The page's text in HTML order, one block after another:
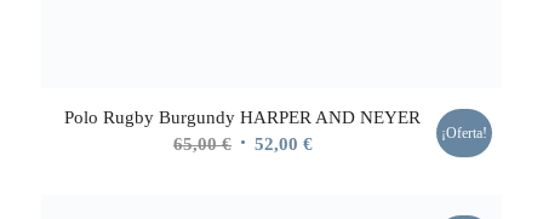
Polo Rugby Burgundy HARPER AND NEYER
65,00€ El 52,00 €El
¡Oferta!